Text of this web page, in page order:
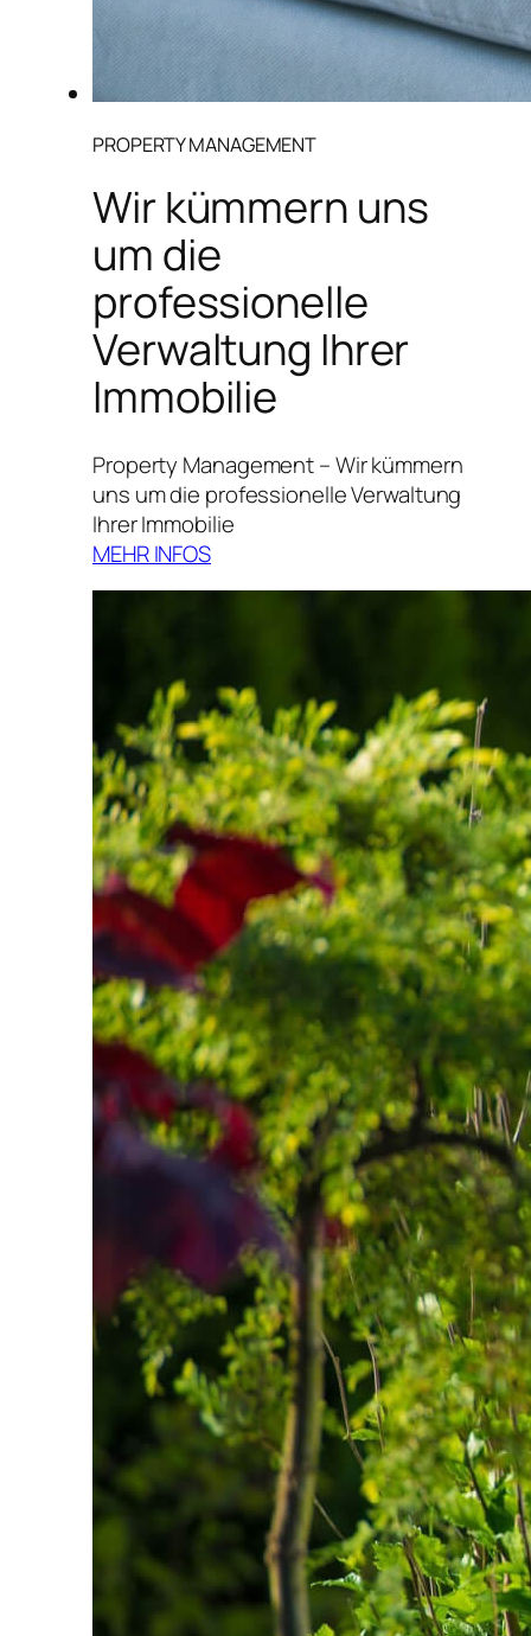
PROPERTY MANAGEMENT
Wir kümmern uns
um die
professionelle
Verwaltung Ihrer
Immobilie
Property Management – Wir kümmern
uns um die professionelle Verwaltung
Ihrer Immobilie
MEHR INFOS